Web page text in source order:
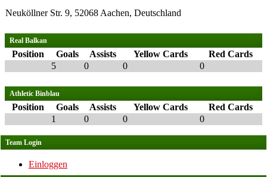
Neuköllner Str. 9, 52068 Aachen, Deutschland
Real Balkan
Position Goals Assists Yellow Cards
Red Cards
5
0 0 0
Athletic Binblau
Position Goals Assists Yellow Cards
Red Cards
1
0 0 0
Team Login
Einloggen